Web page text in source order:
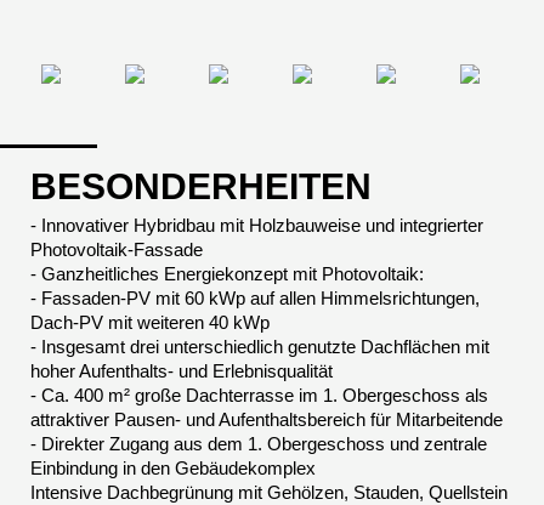
BESONDERHEITEN
- Innovativer Hybridbau mit Holzbauweise und integrierter
Photovoltaik-Fassade
- Ganzheitliches Energiekonzept mit Photovoltaik:
- Fassaden-PV mit 60 kWp auf allen Himmelsrichtungen,
Dach-PV mit weiteren 40 kWp
- Insgesamt drei unterschiedlich genutzte Dachflächen mit
hoher Aufenthalts- und Erlebnisqualität
- Ca. 400 m² große Dachterrasse im 1. Obergeschoss als
attraktiver Pausen- und Aufenthaltsbereich für Mitarbeitende
- Direkter Zugang aus dem 1. Obergeschoss und zentrale
Einbindung in den Gebäudekomplex
Intensive Dachbegrünung mit Gehölzen, Stauden, Quellstein